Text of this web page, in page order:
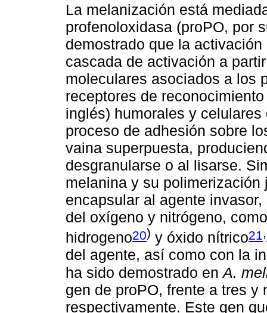
La melanización está
profenoloxidasa (proPO, por
demostrado que la
cascada de activación a
moleculares asociados a los
receptores de
inglés) humorales y
proceso de adhesión sobre
vaina superpuesta,
desgranularse o al lisarse.
melanina y su
encapsular al agente
del oxígeno y nitrógeno,
hidrogeno20) y óxido nítrico21 ,
del agente, así como con la
ha sido demostrado enA.
gen de proPO, frente a tres y
respectivamente. Este gen